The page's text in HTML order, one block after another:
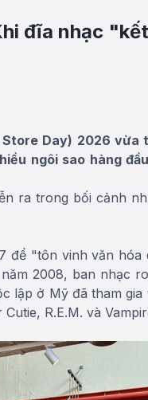
đĩa nhạc
Day) 2026
ngôi sao hàng
ra trong bối cảnh
để "tôn vinh văn
2008, ban nhạc
lập ở Mỹ đã tham
R.E.M. và